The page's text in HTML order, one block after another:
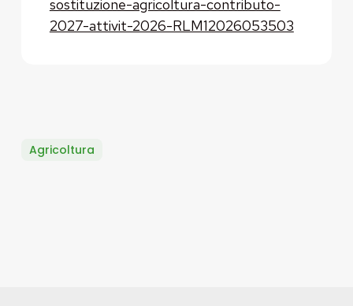
sostituzione-agricoltura-contributo-
2027-attivit-2026-RLM12026053503
Agricoltura